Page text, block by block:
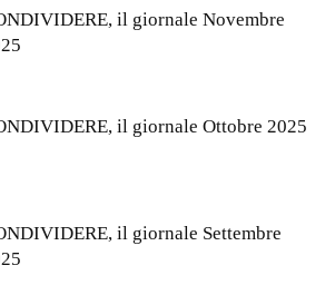
il giornale Novembre
il giornale Ottobre 2025
il giornale Settembre